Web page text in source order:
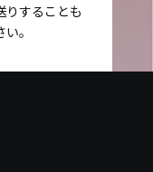
りすることも
。